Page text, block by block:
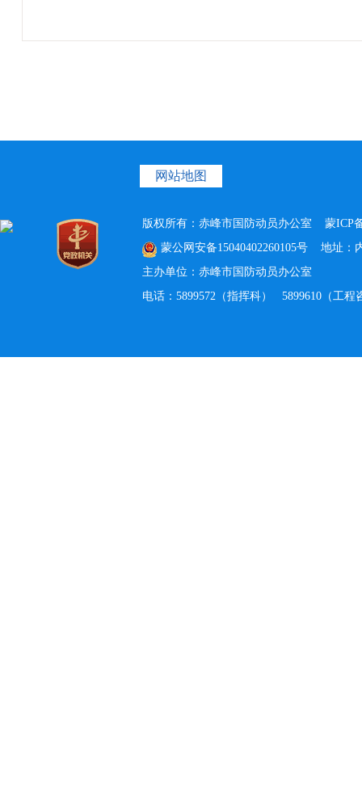
网站地图
版权所有：赤峰市国防动员办公室 蒙ICP
蒙公网安备15040402260105号 地址：
主办单位：赤峰市国防动员办公室
电话：5899572（指挥科） 5899610（工